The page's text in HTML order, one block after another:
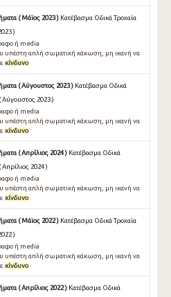
( Μάϊος 2023 ) Κατέβασμα Οδικά Τροχαία
)
ή media
υπέστη απλή σωματική κάκωση, μη ικανή να
κίνδυνο
( Αύγουστος 2023 ) Κατέβασμα Οδικά
Αύγουστος 2023 )
ή media
υπέστη απλή σωματική κάκωση, μη ικανή να
κίνδυνο
( Απρίλιος 2024 ) Κατέβασμα Οδικά
2024 )
ή media
υπέστη απλή σωματική κάκωση, μη ικανή να
κίνδυνο
( Μάϊος 2022 ) Κατέβασμα Οδικά Τροχαία
)
ή media
υπέστη απλή σωματική κάκωση, μη ικανή να
κίνδυνο
( Απρίλιος 2022 ) Κατέβασμα Οδικά